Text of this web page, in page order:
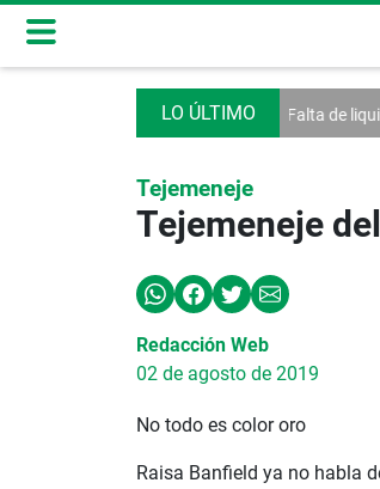
Falta de liquidez y baja en las ventas
Tejemeneje
Tejemeneje
Redacción Web
02 de agosto de 2019
No todo es color oro
Raisa Banfield ya no habla